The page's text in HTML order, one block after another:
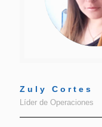
Zuly Cortes
Líder de Operaciones